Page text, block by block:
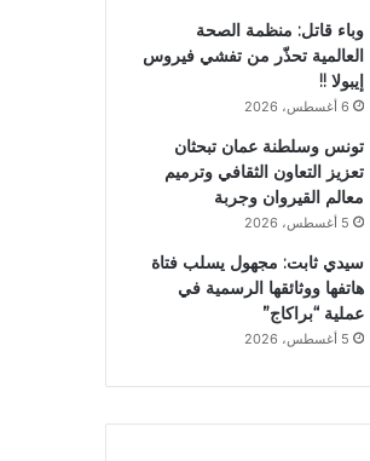
وباء قاتل: منظمة الصحة
العالمية تحذّر من تفشي فيروس
إيبولا !!
6 أغسطس، 2026
تونس وسلطنة عمان تبحثان
تعزيز التعاون الثقافي وترميم
معالم القيروان وجربة
5 أغسطس، 2026
سيدي ثابت: مجهول يسلب فتاة
هاتفها ووثائقها الرسمية في
عملية “براكاج”
5 أغسطس، 2026